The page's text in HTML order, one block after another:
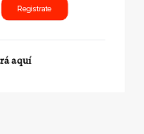
Registrate
aquí